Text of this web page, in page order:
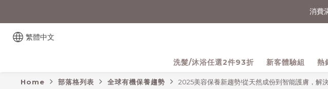
消費
消費
無法登入會員者，可嘗
消
繁體中文
洗髮/沐浴任選2件93折 新客體驗組 熱
Home 部落格列表 全球有機保養趨勢 2025美容保養新趨勢!從天然成份到智能護膚，解